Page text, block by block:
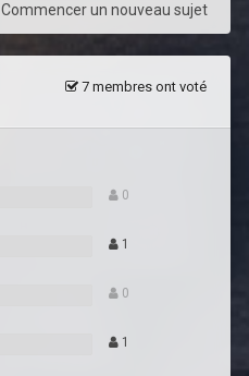
Commencer un nouveau sujet
7 membres ont voté
0
1
0
1